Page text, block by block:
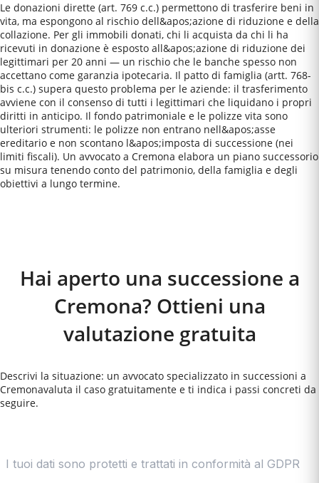
Le donazioni dirette (art. 769 c.c.) permettono di trasferire beni in
vita, ma espongono al rischio dell&apos;azione di riduzione e della
collazione. Per gli immobili donati, chi li acquista da chi li ha
ricevuti in donazione è esposto all&apos;azione di riduzione dei
legittimari per 20 anni — un rischio che le banche spesso non
accettano come garanzia ipotecaria. Il patto di famiglia (artt. 768-
bis c.c.) supera questo problema per le aziende: il trasferimento
avviene con il consenso di tutti i legittimari che liquidano i propri
diritti in anticipo. Il fondo patrimoniale e le polizze vita sono
ulteriori strumenti: le polizze non entrano nell&apos;asse
ereditario e non scontano l&apos;imposta di successione (nei
limiti fiscali). Un avvocato a Cremona elabora un piano successorio
su misura tenendo conto del patrimonio, della famiglia e degli
obiettivi a lungo termine.
Hai aperto una successione a
Cremona? Ottieni una
valutazione gratuita
Descrivi la situazione: un avvocato specializzato in successioni a
Cremonavaluta il caso gratuitamente e ti indica i passi concreti da
seguire.